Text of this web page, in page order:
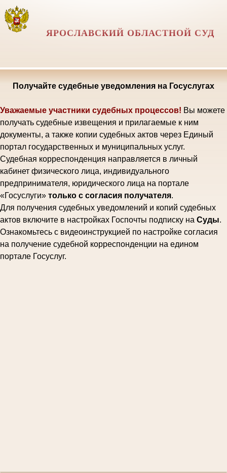
ЯРОСЛАВСКИЙ ОБЛАСТНОЙ СУД
Получайте судебные уведомления на Госуслугах
Уважаемые участники судебных процессов! Вы можете
получать судебные извещения и прилагаемые к ним
документы, а также копии судебных актов через Единый
портал государственных и муниципальных услуг.
Судебная корреспонденция направляется в личный
кабинет физического лица, индивидуального
предпринимателя, юридического лица на портале
«Госуслуги» только с согласия получателя.
Для получения судебных уведомлений и копий судебных
актов включите в настройках Госпочты подписку на Суды.
Ознакомьтесь с видеоинструкцией по настройке согласия
на получение судебной корреспонденции на едином
портале Госуслуг.